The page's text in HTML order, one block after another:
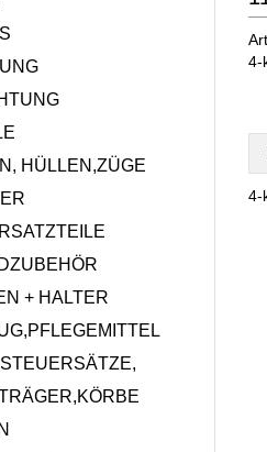
HÜLLEN,ZÜGE
+ HALTER
4-
4-